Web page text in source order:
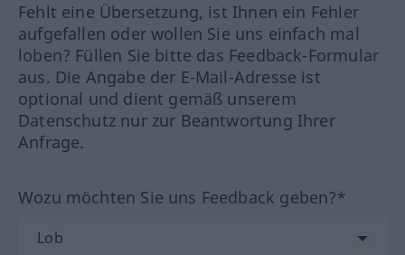
Fehlt eine Übersetzung, ist Ihnen ein Fehler
aufgefallen oder wollen Sie uns einfach mal
loben? Füllen Sie bitte das Feedback-Formular
aus. Die Angabe der E-Mail-Adresse ist
optional und dient gemäß unserem
Datenschutz nur zur Beantwortung Ihrer
Anfrage.
Wozu möchten Sie uns Feedback geben?*